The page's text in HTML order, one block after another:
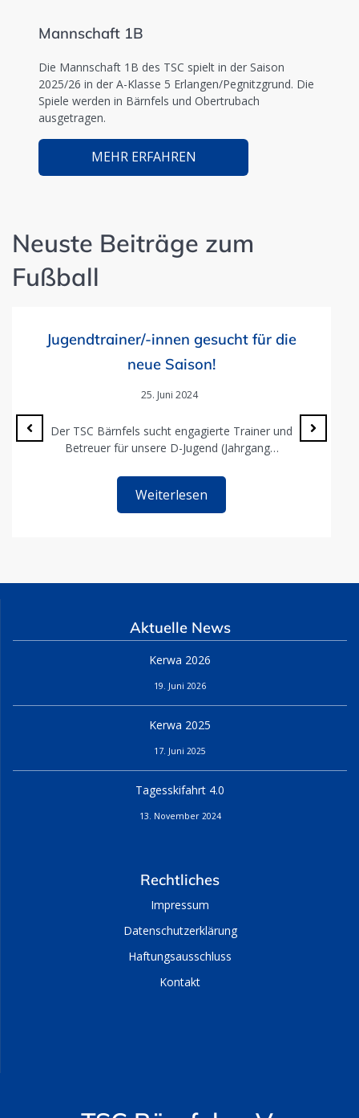
Mannschaft 1B
Die Mannschaft 1B des TSC spielt in der Saison
2025/26 in der A-Klasse 5 Erlangen/Pegnitzgrund. Die
Spiele werden in Bärnfels und Obertrubach
ausgetragen.
MEHR ERFAHREN
Neuste Beiträge zum
Fußball
Jugendtrainer/-innen gesucht für die
neue Saison!
25. Juni 2024
Der TSC Bärnfels sucht engagierte Trainer und
Betreuer für unsere D-Jugend (Jahrgang…
Weiterlesen
Aktuelle News
Kerwa 2026
19. Juni 2026
Kerwa 2025
17. Juni 2025
Tagesskifahrt 4.0
13. November 2024
Rechtliches
Impressum
Datenschutzerklärung
Haftungsausschluss
Kontakt